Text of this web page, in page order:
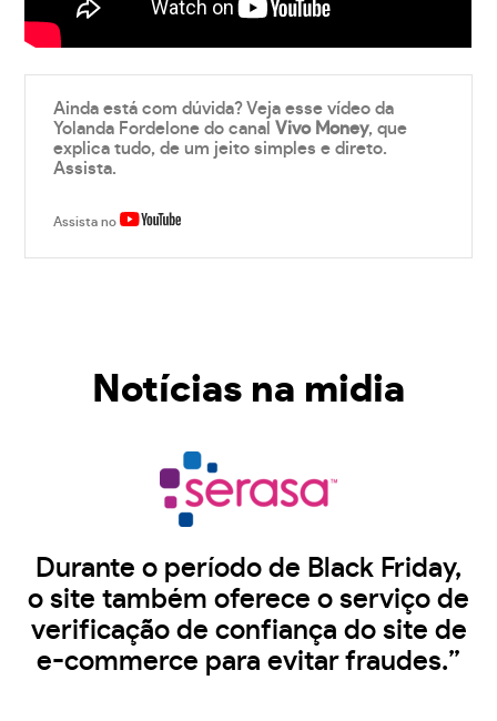
Ainda está com dúvida? Veja esse vídeo da
Yolanda Fordelone do canalVivo Money, que
explica tudo, de um jeito simples e direto.
Assista.
Assista no
Notícias na midia
Durante o período de Black Friday,
o site também oferece o serviço de
verificação de confiança do site de
e-commerce para evitar fraudes.”